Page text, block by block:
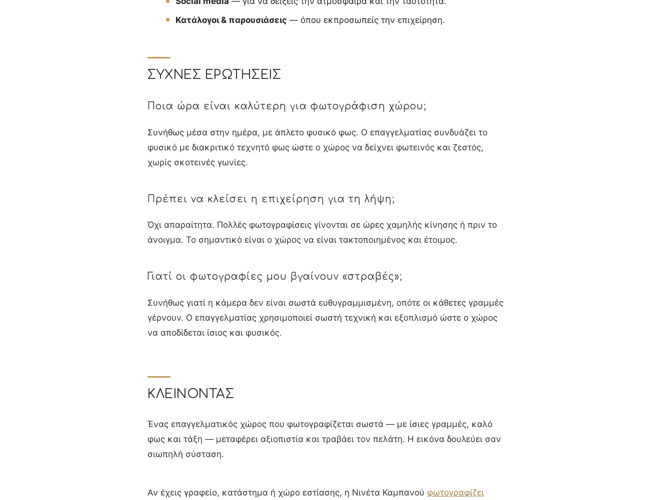
Κατάλογοι & παρουσιάσεις — όπου εκπροσωπείς την επιχείρηση.
ΣΥΧΝΈΣ ΕΡΩΤΉΣΕΙΣ
Ποια ώρα είναι καλύτερη για φωτογράφιση χώρου;
Συνήθως μέσα στην ημέρα, με άπλετο φυσικό φως. Ο επαγγελματίας συνδυάζει το
φυσικό με διακριτικό τεχνητό φως ώστε ο χώρος να δείχνει φωτεινός και ζεστός,
χωρίς σκοτεινές γωνίες.
Πρέπει να κλείσει η επιχείρηση για τη λήψη;
Όχι απαραίτητα. Πολλές φωτογραφίσεις γίνονται σε ώρες χαμηλής κίνησης ή πριν το
άνοιγμα. Το σημαντικό είναι ο χώρος να είναι τακτοποιημένος και έτοιμος.
Γιατί οι φωτογραφίες μου βγαίνουν «στραβές»;
Συνήθως γιατί η κάμερα δεν είναι σωστά ευθυγραμμισμένη, οπότε οι κάθετες γραμμές
γέρνουν. Ο επαγγελματίας χρησιμοποιεί σωστή τεχνική και εξοπλισμό ώστε ο χώρος
να αποδίδεται ίσιος και φυσικός.
ΚΛΕΊΝΟΝΤΑΣ
Ένας επαγγελματικός χώρος που φωτογραφίζεται σωστά — με ίσιες γραμμές, καλό
φως και τάξη — μεταφέρει αξιοπιστία και τραβάει τον πελάτη. Η εικόνα δουλεύει σαν
σιωπηλή σύσταση.
Αν έχεις γραφείο, κατάστημα ή χώρο εστίασης, η Νινέτα Καμπανού φωτογραφίζει